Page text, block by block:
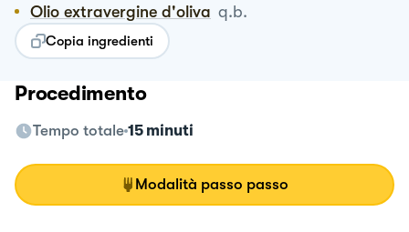
Olio extravergine d'oliva q.b.
Copia ingredienti
Procedimento
Tempo totale 15 minuti
Modalità passo passo